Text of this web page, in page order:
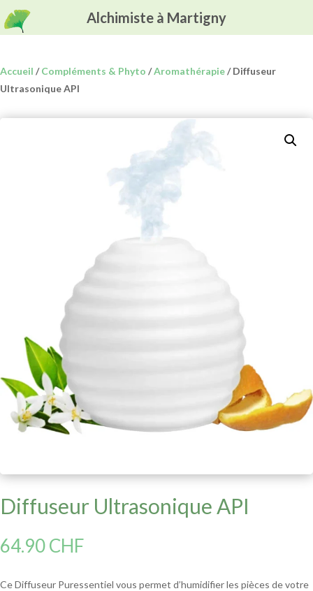
Accueil /Compléments & Phyto /Aromathérapie/ Diffuseur
Ultrasonique API
Diffuseur Ultrasonique API
64.90CHF
Ce Diffuseur Puressentiel vous permet d’humidifier les pièces de votre
Alchimiste à Martigny